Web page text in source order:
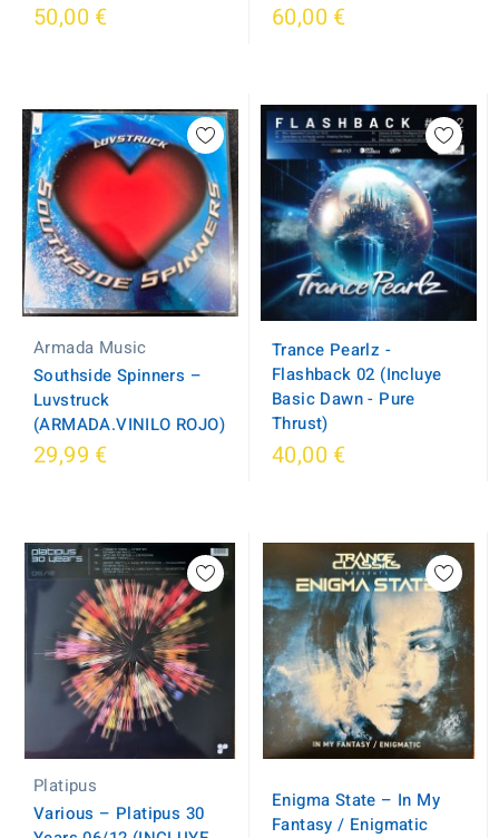
50,00 € 60,00 €
Armada Music
Southside Spinners ‎–
Luvstruck
(ARMADA.VINILO ROJO)
29,99 €
Trance Pearlz -
Flashback 02 (Incluye
Basic Dawn - Pure
Thrust)
40,00 €
Platipus
Various – Platipus 30
Enigma State ‎– In My
Fantasy / Enigmatic